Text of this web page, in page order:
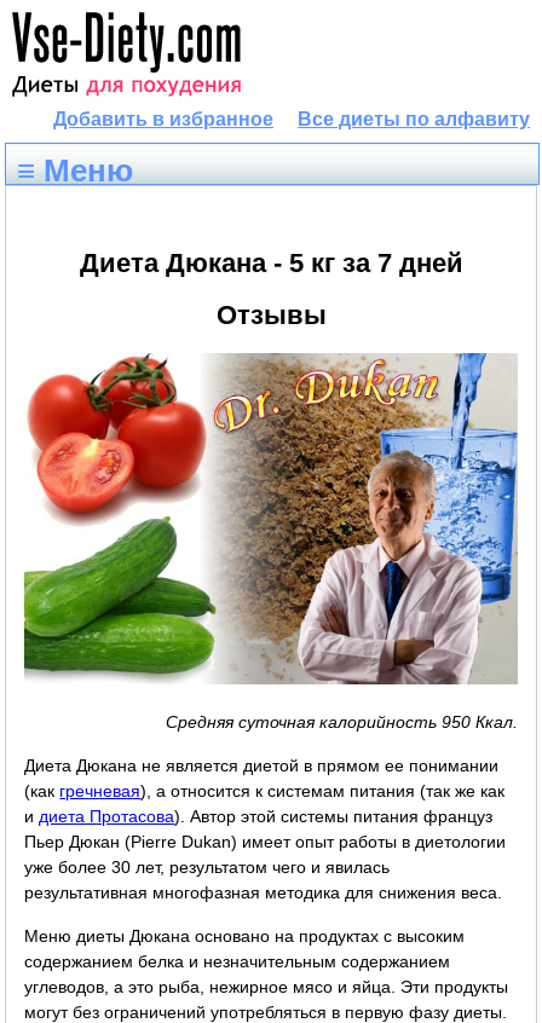
Все диеты по алфавиту
Добавить в избранное
≡ Меню
Диета Дюкана - 5 кг за 7 дней
Отзывы
Средняя суточная калорийность 950 Ккал.
Диета Дюкана не является диетой в прямом ее понимании
(как гречневая), а относится к системам питания (так же как
и диета Протасова). Автор этой системы питания француз
Пьер Дюкан (Pierre Dukan) имеет опыт работы в диетологии
уже более 30 лет, результатом чего и явилась
результативная многофазная методика для снижения веса.
Меню диеты Дюкана основано на продуктах с высоким
содержанием белка и незначительным содержанием
углеводов, а это рыба, нежирное мясо и яйца. Эти продукты
могут без ограничений употребляться в первую фазу диеты.